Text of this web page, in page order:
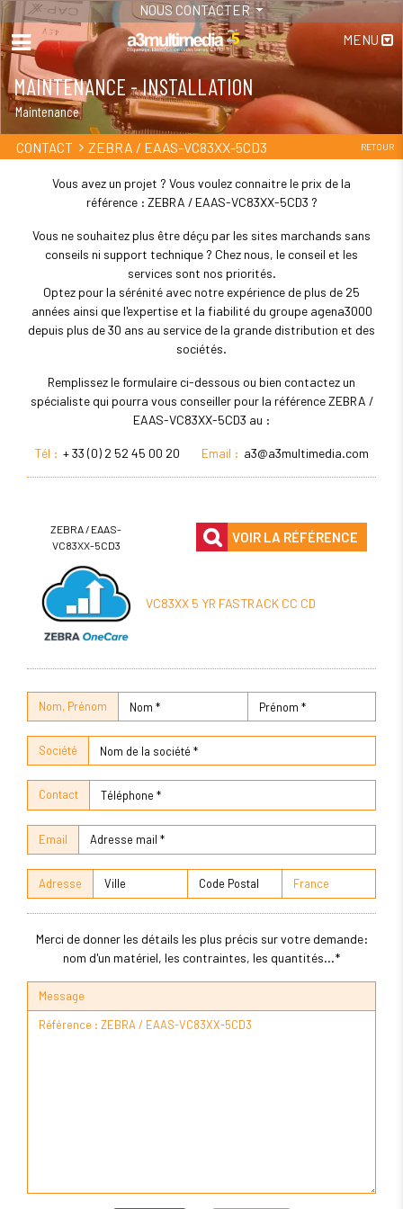
NOUS CONTACTER
MENU
MAINTENANCE - INSTALLATION
Maintenance
CONTACT ZEBRA / EAAS-VC83XX-5CD3 RETOUR
Vous avez un projet ? Vous voulez connaitre le prix de la
référence : ZEBRA / EAAS-VC83XX-5CD3 ?
Vous ne souhaitez plus être déçu par les sites marchands sans
conseils ni support technique ? Chez nous, le conseil et les
services sont nos priorités.
Optez pour la sérénité avec notre expérience de plus de 25
années ainsi que l'expertise et la fiabilité du groupe agena3000
depuis plus de 30 ans au service de la grande distribution et des
sociétés.
Remplissez le formulaire ci-dessous ou bien contactez un
spécialiste qui pourra vous conseiller pour la référence ZEBRA /
EAAS-VC83XX-5CD3 au :
Tél : + 33 (0) 2 52 45 00 20 Email : a3@a3multimedia.com
ZEBRA / EAAS-
VC83XX-5CD3
VOIR LA RÉFÉRENCE
VC83XX 5 YR FASTRACK CC CD
Nom, Prénom
Société
Contact
Email
Adresse
Merci de donner les détails les plus précis sur votre demande:
nom d'un matériel, les contraintes, les quantités...*
Message